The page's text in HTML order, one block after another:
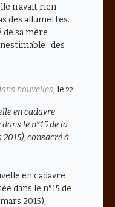
n'avait rien
des allumettes.
sa mère
: des
nouvelles, le 22
en cadavre
le n°15 de la
consacré à
en cadavre
dans le n°15 de
2015),